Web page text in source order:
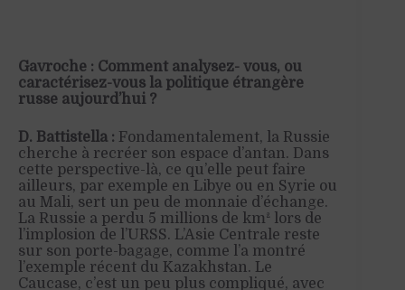
Gavroche : Comment analysez- vous, ou
caractérisez-vous la politique étrangère
russe aujourd’hui ?
D. Battistella : Fondamentalement, la Russie
cherche à recréer son espace d’antan. Dans
cette perspective-là, ce qu’elle peut faire
ailleurs, par exemple en Libye ou en Syrie ou
au Mali, sert un peu de monnaie d’échange.
La Russie a perdu 5 millions de km² lors de
l’implosion de l’URSS. L’Asie Centrale reste
sur son porte-bagage, comme l’a montré
l’exemple récent du Kazakhstan. Le
Caucase, c’est un peu plus compliqué, avec